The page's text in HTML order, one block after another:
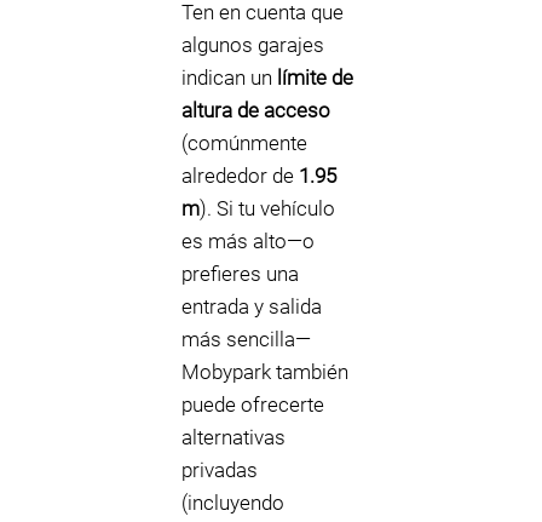
Ten en cuenta que
algunos garajes
indican un límite de
altura de acceso
(comúnmente
alrededor de 1.95
m). Si tu vehículo
es más alto—o
prefieres una
entrada y salida
más sencilla—
Mobypark también
puede ofrecerte
alternativas
privadas
(incluyendo